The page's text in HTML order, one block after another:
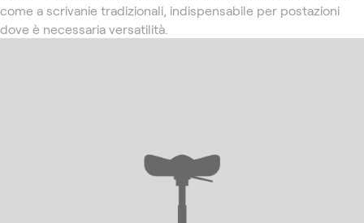
come a scrivanie tradizionali, indispensabile per postazioni
dove è necessaria versatilità.